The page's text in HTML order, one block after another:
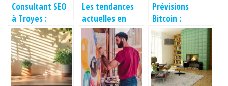
Consultant SEO
à Troyes :
Boostez votre
Visibilité en
Ligne avec un
Expert dans
l’Aube
Les tendances
actuelles en
matière de
design de CV
Prévisions
Bitcoin :
Décryptage des
tendances et
outils clés